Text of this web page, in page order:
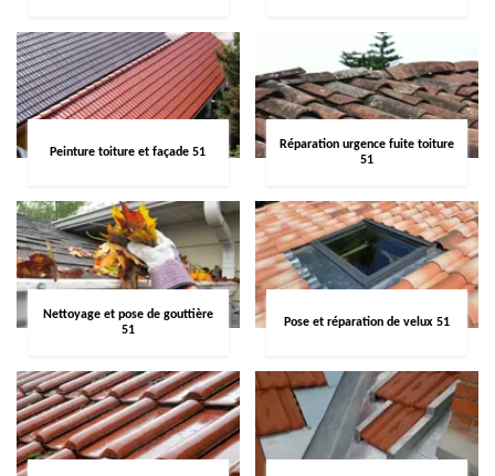
Peinture toiture et façade 51
Réparation urgence fuite toiture
51
Nettoyage et pose de gouttière
51
Pose et réparation de velux 51